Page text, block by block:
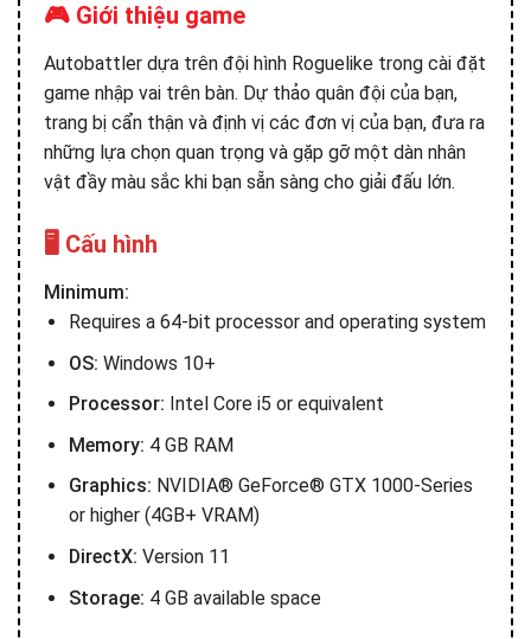
🎮 Giới thiệu game
Autobattler dựa trên đội hình Roguelike trong cài đặt
game nhập vai trên bàn. Dự thảo quân đội của bạn,
trang bị cẩn thận và định vị các đơn vị của bạn, đưa ra
những lựa chọn quan trọng và gặp gỡ một dàn nhân
vật đầy màu sắc khi bạn sẵn sàng cho giải đấu lớn.
🖥️ Cấu hình
Minimum:
Requires a 64-bit processor and operating system
OS: Windows 10+
Processor: Intel Core i5 or equivalent
Memory: 4 GB RAM
Graphics: NVIDIA® GeForce® GTX 1000-Series
or higher (4GB+ VRAM)
DirectX: Version 11
Storage: 4 GB available space